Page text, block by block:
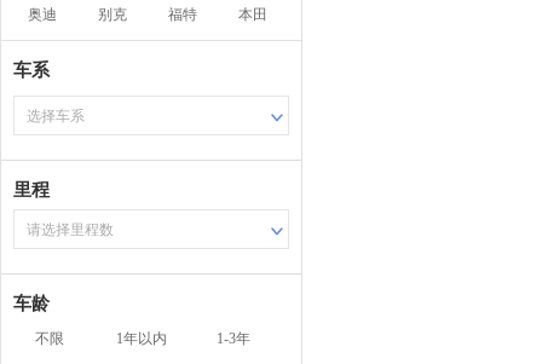
奥迪 别克 福特 本田
车系
选择车系
里程
请选择里程数
车龄
不限 1年以内 1-3年